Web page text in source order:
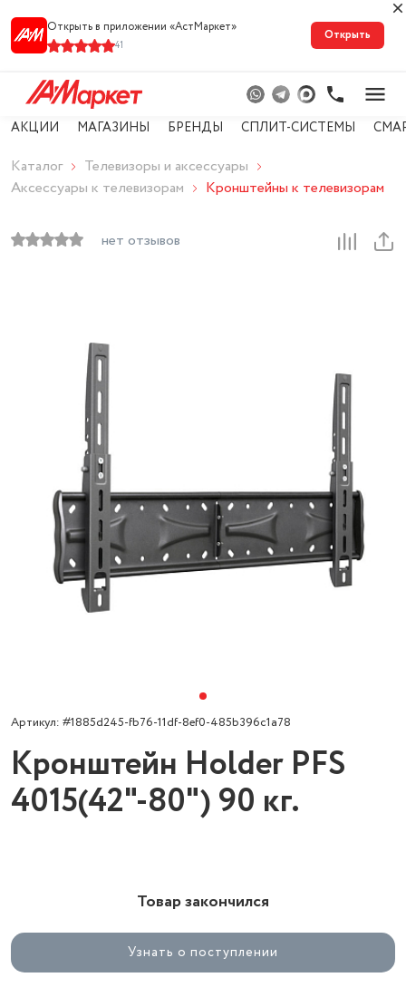
Открыть в приложении «АстМарке‪т‬»
41
Открыть
АКЦИИ МАГАЗИНЫ БРЕНДЫ СПЛИТ-СИСТЕМЫ
Каталог
Телевизоры и аксессуары
Аксессуары к телевизорам
Кронштейны к телевизорам
нет отзывов
Артикул: #1885d245-fb76-11df-8ef0-485b396c1a78
Кронштейн Holder РFS
4015(42"-80") 90 кг.
Товар закончился
Узнать о поступлении